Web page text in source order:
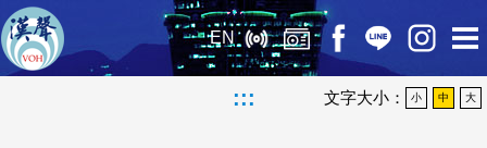
EN
::: 文字大小： 小 中 大